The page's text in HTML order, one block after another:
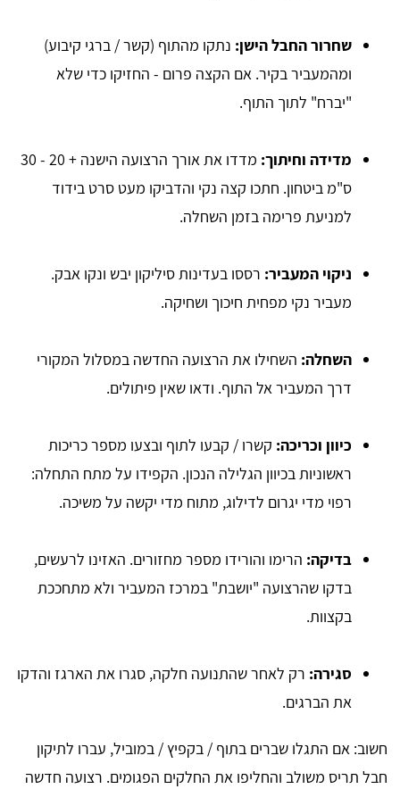
שחרור החבל הישן: נתקו מהתוף (קשר / ברגי קיבוע)
ומהמעביר בקיר. אם הקצה פרום - החזיקו כדי שלא
"יברח" לתוך התוף.
מדידה וחיתוך:
מדדו את אורך הרצועה הישנה + 20 - 30
ס"מ ביטחון. חתכו קצה נקי והדביקו מעט סרט בידוד
למניעת פרימה בזמן השחלה.
ניקוי המעביר: רססו בעדינות סיליקון יבש ונקו אבק.
מעביר נקי מפחית חיכוך ושחיקה.
השחלה: השחילו את הרצועה החדשה במסלול המקורי
דרך המעביר אל התוף. ודאו שאין פיתולים.
כיוון וכריכה: קשרו / קבעו לתוף ובצעו מספר כריכות
ראשוניות בכיוון הגלילה הנכון. הקפידו על מתח התחלה:
רפוי מדי יגרום לדילוג, מתוח מדי יקשה על משיכה.
בדיקה: הרימו והורידו מספר מחזורים. האזינו לרעשים,
בדקו שהרצועה "יושבת" במרכז המעביר ולא מתחככת
בקצוות.
סגירה: רק לאחר שהתנועה חלקה, סגרו את הארגז והדקו
את הברגים.
חשוב: אם התגלו שברים בתוף / בקפיץ / במוביל, עברו לתיקון
חבל תריס משולב והחליפו את החלקים הפגומים. רצועה חדשה